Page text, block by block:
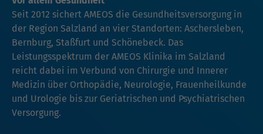
Seit 2012 sichert AMEOS die Gesundheitsversorgung in
der Region Salzland an vier Standorten: Aschersleben,
Bernburg, Staßfurt und Schönebeck. Das
Leistungsspektrum der AMEOS Klinika im Salzland
reicht dabei im Verbund von Chirurgie und Innerer
Medizin über Orthopädie, Neurologie, Frauenheilkunde
und Urologie bis zur Geriatrischen und Psychiatrischen
Versorgung.